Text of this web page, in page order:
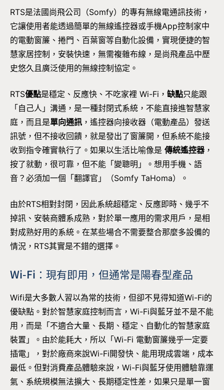
RTS是法國尚飛公司（Somfy）的專有無線電通訊技術，
它讓使用者能透過簡單的無線遙控器或手機App控制家中
的電動窗簾、捲門、百葉窗等自動化設備，實現便捷的智
慧家居控制，安裝快速，無需複雜布線，是尚飛產品中歷
史悠久且廣泛使用的無線控制協定。
RTS優點是穩定、反應快、不吃家裡 Wi-Fi， 缺點只能跟
「自己人」溝通，是一種封閉式系統，不能直接進智慧家
庭，而且是單向通訊 ，遙控器向接收器（電動產品）發送
訊號，但不接收回饋，就是發出了窗簾開，但系統不能接
收到指令確實執行了。如果以生活比喻像是 傳統遙控器 ，
按了就動，很可靠，但不能「變聰明」。想用手機、語
音？必須加一個「翻譯官」（Somfy TaHoma）。
由於RTS相對封閉，因此系統超穩定、反應即時、幾乎不
掉訊、安裝商體系成熟，對於單一應用的需求用戶，是相
對成熟好用的系統。在某些場合不需要整合那麼多設備的
情況，RTS其實是不錯的選擇。
Wi-Fi：現有即用，但通常是陽春型產品
Wifi是大多數人習以為常的技術，但卻不見得知道Wi-Fi的
優缺點。對於智慧家庭控制而言，Wi-Fi與藍牙並不是不能
用，而是「不適合大量、長期、穩定、自動化的智慧家庭
裝置」。由於能耗大，所以「Wi-Fi 電動窗簾幾乎一定要
插電」，對於廠商來說Wi-Fi開發快、能用現成雲端，成本
最低。但對消費產品體驗來說，Wi-Fi與藍牙使用體驗靠運
氣、系統規模無法擴大、長期穩定性差，如果只是單一窗